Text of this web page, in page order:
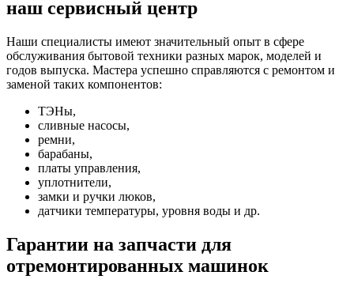
наш сервисный центр
Наши специалисты имеют значительный опыт в сфере
обслуживания бытовой техники разных марок, моделей и
годов выпуска. Мастера успешно справляются с ремонтом и
заменой таких компонентов:
ТЭНы,
сливные насосы,
ремни,
барабаны,
платы управления,
уплотнители,
замки и ручки люков,
датчики температуры, уровня воды и др.
Гарантии на запчасти для
отремонтированных машинок